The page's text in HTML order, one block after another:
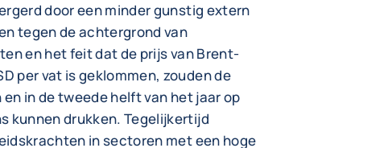
door een minder gunstig extern
tegen de achtergrond van
en het feit dat de prijs van Brent-
per vat is geklommen, zouden de
in de tweede helft van het jaar op
kunnen drukken. Tegelijkertijd
in sectoren met een hoge